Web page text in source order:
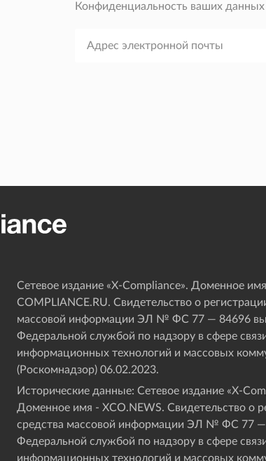
Конфиденциальность ваших данных
Сетевое издание «Х-Compliance». Доменное
COMPLIANCE.RU. Свидетельство о
массовой информации ЭЛ № ФС 77 — 84696
Федеральной службой по надзору в сфере
информационных технологий и массовых
(Роскомнадзор) 06.02.2023.
Исторические данные: Сетевое издание «Х-
Доменное имя - XCO.NEWS. Свидетельство о
средства массовой информации ЭЛ № ФС 77
Федеральной службой по надзору в сфере
информационных технологий и массовых